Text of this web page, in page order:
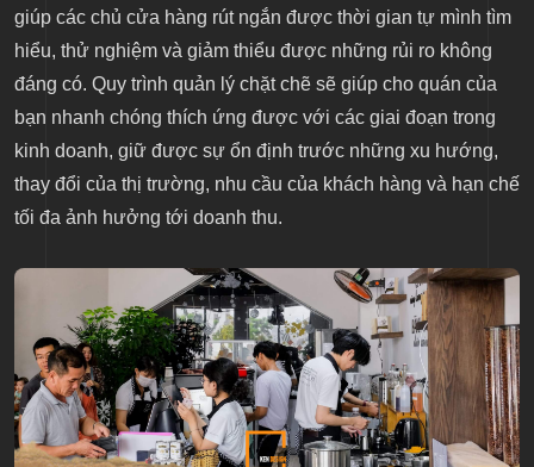
giúp các chủ cửa hàng rút ngắn được thời gian tự mình tìm
hiểu, thử nghiệm và giảm thiểu được những rủi ro không
đáng có. Quy trình quản lý chặt chẽ sẽ giúp cho quán của
bạn nhanh chóng thích ứng được với các giai đoạn trong
kinh doanh, giữ được sự ổn định trước những xu hướng,
thay đổi của thị trường, nhu cầu của khách hàng và hạn chế
tối đa ảnh hưởng tới doanh thu.